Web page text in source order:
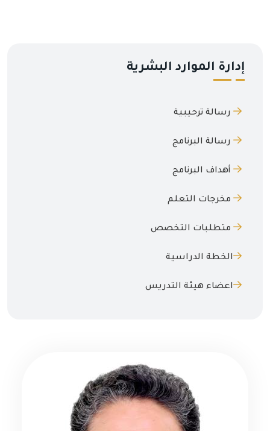
إدارة الموارد البشرية
رسالة ترحيبية
رسالة البرنامج
أهداف البرنامج
مخرجات التعلم
متطلبات التخصص
الخطة الدراسية
اعضاء هيئة التدريس